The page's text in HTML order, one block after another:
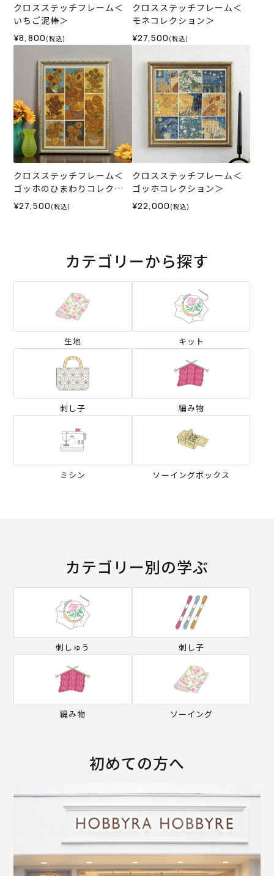
クロスステッチフレーム＜
いちご泥棒＞
¥8,800 (税込)
クロスステッチフレーム＜
モネコレクション＞
¥27,500 (税込)
クロスステッチフレーム＜
ゴッホのひまわりコレクシ
ョン＞
¥27,500 (税込)
クロスステッチフレーム＜
ゴッホコレクション＞
¥22,000 (税込)
カテゴリーから探す
生地 キット
刺し子 編み物
ミシン ソーイングボックス
カテゴリー別の学ぶ
刺しゅう 刺し子
編み物 ソーイング
初めての方へ